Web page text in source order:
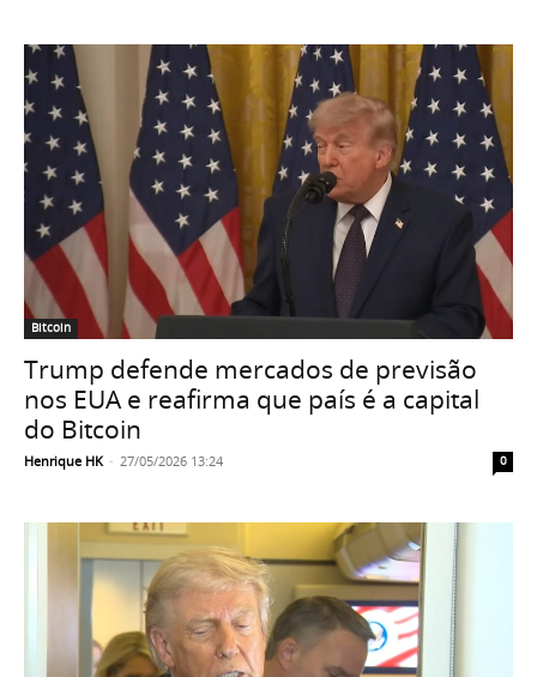
Bitcoin
Trump defende mercados de previsão
nos EUA e reafirma que país é a capital
do Bitcoin
Henrique HK - 27/05/2026 13:24 0